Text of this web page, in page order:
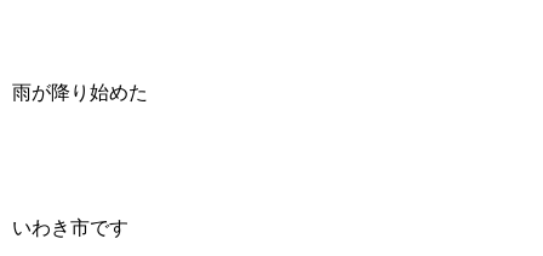
雨が降り始めた
いわき市です